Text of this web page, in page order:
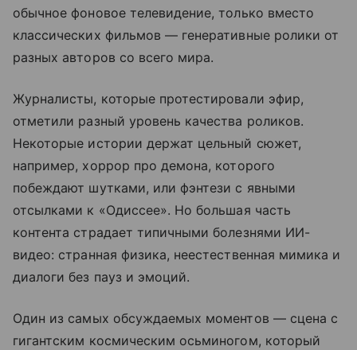
обычное фоновое телевидение, только вместо
классических фильмов — генеративные ролики от
разных авторов со всего мира.
Журналисты, которые протестировали эфир,
отметили разный уровень качества роликов.
Некоторые истории держат цельный сюжет,
например, хоррор про демона, которого
побеждают шутками, или фэнтези с явными
отсылками к «Одиссее». Но большая часть
контента страдает типичными болезнями ИИ-
видео: странная физика, неестественная мимика и
диалоги без пауз и эмоций.
Один из самых обсуждаемых моментов — сцена с
гигантским космическим осьминогом, который